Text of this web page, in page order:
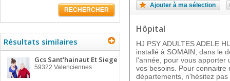
RECHERCHER
Résultats similaires
Gcs Sant'hainaut Et Siege
59322 Valenciennes
Ajouter à ma sélection
Hôpital
HJ PSY ADULTES ADELE
installé à SOMAIN, dans le
l'année, pour vous apporter
vos besoins. Pour connaitre
départements, n'hésitez